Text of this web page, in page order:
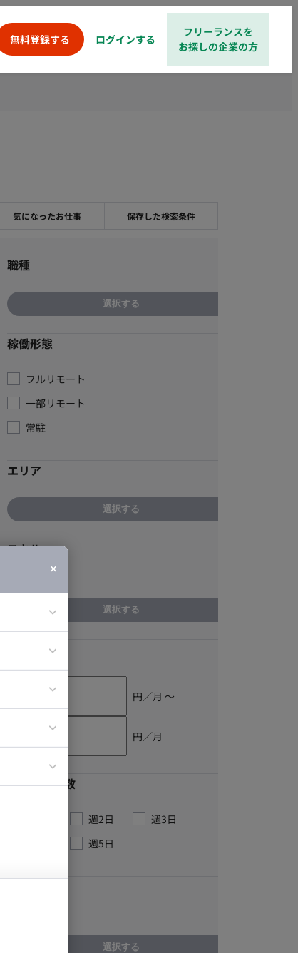
無料登録する ログインする
フリーランスを
お探しの企業の方
気になったお仕事 保存した検索条件
職種
選択する
稼働形態
フルリモート
一部リモート
常駐
エリア
選択する
スキル
TypeScript
選択する
円／月 〜
円／月
最低稼働日数
週2日
週3日
週5日
選択する